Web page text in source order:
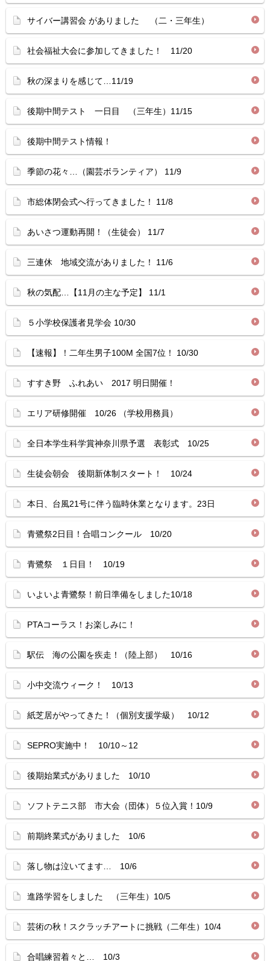
サイバー講習会 がありました （二・三年生）
社会福祉大会に参加してきました！ 11/20
秋の深まりを感じて…11/19
後期中間テスト 一日目 （三年生）11/15
後期中間テスト情報！
季節の花々…（園芸ボランティア） 11/9
市総体閉会式へ行ってきました！ 11/8
あいさつ運動再開！（生徒会） 11/7
三連休 地域交流がありました！ 11/6
秋の気配…【11月の主な予定】 11/1
５小学校保護者見学会 10/30
【速報】！二年生男子100M 全国7位！ 10/30
すすき野 ふれあい 2017 明日開催！
エリア研修開催 10/26 （学校用務員）
全日本学生科学賞神奈川県予選 表彰式 10/25
生徒会朝会 後期新体制スタート！ 10/24
本日、台風21号に伴う臨時休業となります。23日
青鷺祭2日目！合唱コンクール 10/20
青鷺祭 １日目！ 10/19
いよいよ青鷺祭！前日準備をしました10/18
PTAコーラス！お楽しみに！
駅伝 海の公園を疾走！（陸上部） 10/16
小中交流ウィーク！ 10/13
紙芝居がやってきた！（個別支援学級） 10/12
SEPRO実施中！ 10/10～12
後期始業式がありました 10/10
ソフトテニス部 市大会（団体）５位入賞！10/9
前期終業式がありました 10/6
落し物は泣いてます… 10/6
進路学習をしました （三年生）10/5
芸術の秋！スクラッチアートに挑戦（二年生）10/4
合唱練習着々と… 10/3